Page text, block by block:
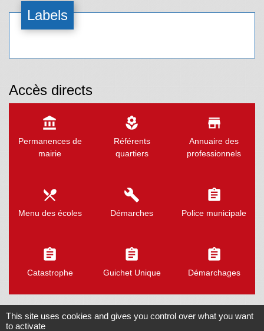
Labels
Accès directs
account_balance
Permanences de
mairie
local_florist
Référents
quartiers
store
Annuaire des
professionnels
local_dining
Menu des écoles
build
Démarches
assignment
Police municipale
assignment
Catastrophe
assignment
Guichet Unique
assignment
Démarchages
This site uses cookies and gives you control over what you want
to activate